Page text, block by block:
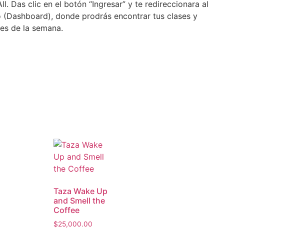
Das clic en el botón “Ingresar” y te redireccionara al
(Dashboard), donde prodrás encontrar tus clases y
de la semana.
Taza Wake Up
and Smell the
Coffee
$25,000.00